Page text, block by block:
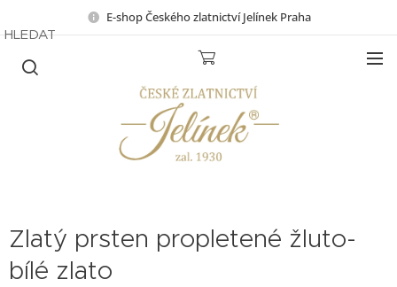
E-shop Českého zlatnictví Jelínek Praha
HLEDAT
Zlatý prsten propletené žluto-
bílé zlato